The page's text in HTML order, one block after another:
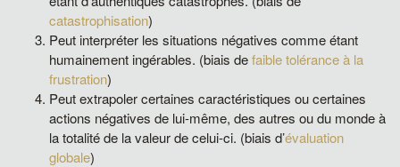
catastrophisation)
Peut interpréter les situations négatives comme étant
humainement ingérables. (biais defaible tolérance à la
frustration)
Peut extrapoler certaines caractéristiques ou certaines
actions négatives de lui-même, des autres ou du monde à
la totalité de la valeur de celui-ci. (biais d’évaluation
globale)